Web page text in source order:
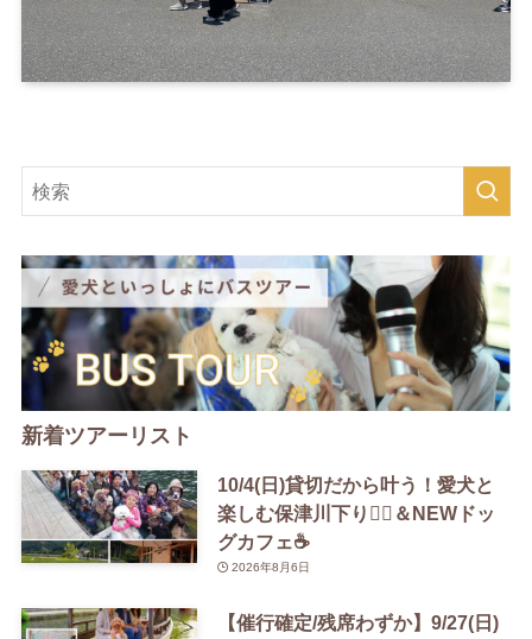
新着ツアーリスト
10/4(日)貸切だから叶う！愛犬と
楽しむ保津川下り🚣‍♀️＆NEWドッ
グカフェ☕️
2026年8月6日
【催行確定/残席わずか】9/27(日)